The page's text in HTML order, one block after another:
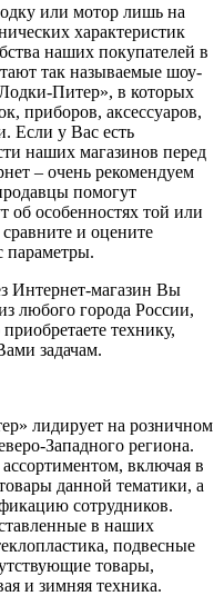
или мотор лишь на
характеристик
наших покупателей в
так называемые шоу-
Питер», в которых
приборов, аксессуаров,
Если у Вас есть
наших магазинов перед
– очень рекомендуем
помогут
об особенностях той или
и оцените
параметры.
Интернет-магазин Вы
любого города России,
технику,
задачам.
лидирует на розничном
Западного региона.
включая в
данной тематики, а
сотрудников.
в наших
подвесные
товары,
и зимняя техника.